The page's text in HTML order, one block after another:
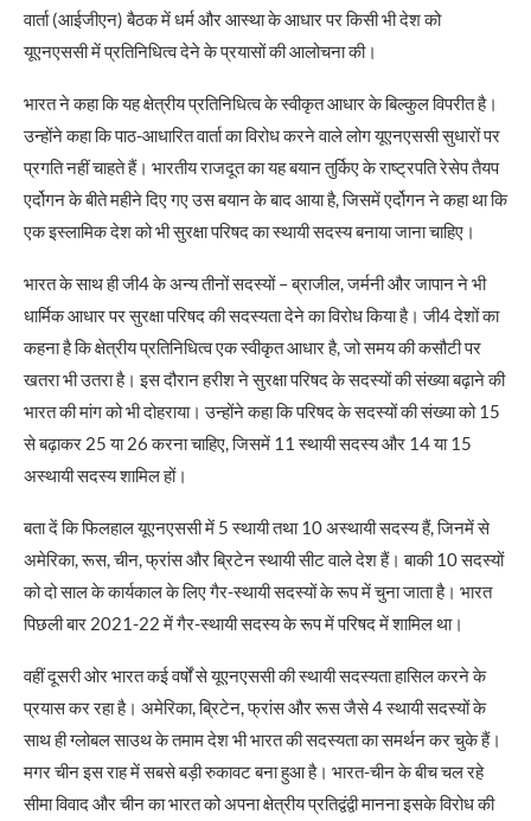
वार्ता (आईजीएन) बैठक में धर्म और आस्था के आधार पर किसी भी देश को
यूएनएससी में प्रतिनिधित्व देने के प्रयासों की आलोचना की।
भारत ने कहा कि यह क्षेत्रीय प्रतिनिधित्व के स्वीकृत आधार के बिल्कुल विपरीत है।
उन्होंने कहा कि पाठ-आधारित वार्ता का विरोध करने वाले लोग यूएनएससी सुधारों पर
प्रगति नहीं चाहते हैं। भारतीय राजदूत का यह बयान तुर्किए के राष्ट्रपति रेसेप तैयप
एर्दोगन के बीते महीने दिए गए उस बयान के बाद आया है, जिसमें एर्दोगन ने कहा था कि
एक इस्लामिक देश को भी सुरक्षा परिषद का स्थायी सदस्य बनाया जाना चाहिए।
भारत के साथ ही जी4 के अन्य तीनों सदस्यों – ब्राजील, जर्मनी और जापान ने भी
धार्मिक आधार पर सुरक्षा परिषद की सदस्यता देने का विरोध किया है। जी4 देशों का
कहना है कि क्षेत्रीय प्रतिनिधित्व एक स्वीकृत आधार है, जो समय की कसौटी पर
खतरा भी उतरा है। इस दौरान हरीश ने सुरक्षा परिषद के सदस्‍यों की संख्‍या बढ़ाने की
भारत की मांग को भी दोहराया। उन्होंने कहा कि परिषद के सदस्‍यों की संख्‍या को 15
से बढ़ाकर 25 या 26 करना चाहिए, जिसमें 11 स्थायी सदस्य और 14 या 15
अस्थायी सदस्य शामिल हों।
बता दें कि फिलहाल यूएनएससी में 5 स्थायी तथा 10 अस्थायी सदस्य हैं, जिनमें से
अमेरिका, रूस, चीन, फ्रांस और ब्रिटेन स्थायी सीट वाले देश हैं। बाकी 10 सदस्यों
को दो साल के कार्यकाल के लिए गैर-स्थायी सदस्यों के रूप में चुना जाता है। भारत
पिछली बार 2021-22 में गैर-स्थायी सदस्य के रूप में परिषद में शामिल था।
वहीं दूसरी ओर भारत कई वर्षों से यूएनएससी की स्थायी सदस्यता हासिल करने के
प्रयास कर रहा है। अमेरिका, ब्रिटेन, फ्रांस और रूस जैसे 4 स्थायी सदस्यों के
साथ ही ग्लोबल साउथ के तमाम देश भी भारत की सदस्यता का समर्थन कर चुके हैं।
मगर चीन इस राह में सबसे बड़ी रुकावट बना हुआ है। भारत-चीन के बीच चल रहे
सीमा विवाद और चीन का भारत को अपना क्षेत्रीय प्रतिद्वंद्वी मानना इसके विरोध की